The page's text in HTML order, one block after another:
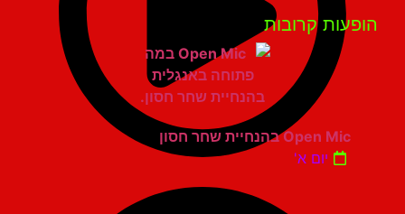
קרובות
Open Mic בהנחיית שחר חסון
יום א'